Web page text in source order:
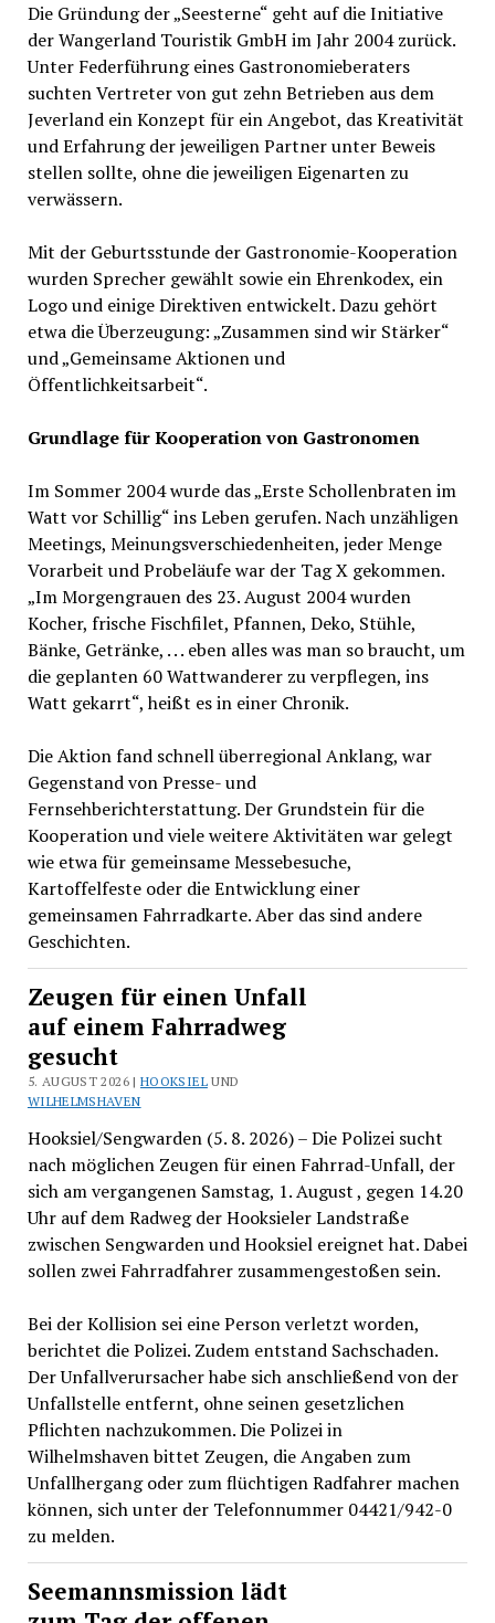
Die Gründung der „Seesterne“ geht auf die Initiative
der Wangerland Touristik GmbH im Jahr 2004 zurück.
Unter Federführung eines Gastronomieberaters
suchten Vertreter von gut zehn Betrieben aus dem
Jeverland ein Konzept für ein Angebot, das Kreativität
und Erfahrung der jeweiligen Partner unter Beweis
stellen sollte, ohne die jeweiligen Eigenarten zu
verwässern.
Mit der Geburtsstunde der Gastronomie-Kooperation
wurden Sprecher gewählt sowie ein Ehrenkodex, ein
Logo und einige Direktiven entwickelt. Dazu gehört
etwa die Überzeugung: „Zusammen sind wir Stärker“
und „Gemeinsame Aktionen und
Öffentlichkeitsarbeit“.
Grundlage für Kooperation von Gastronomen
Im Sommer 2004 wurde das „Erste Schollenbraten im
Watt vor Schillig“ ins Leben gerufen. Nach unzähligen
Meetings, Meinungsverschiedenheiten, jeder Menge
Vorarbeit und Probeläufe war der Tag X gekommen.
„Im Morgengrauen des 23. August 2004 wurden
Kocher, frische Fischfilet, Pfannen, Deko, Stühle,
Bänke, Getränke, . . . eben alles was man so braucht, um
die geplanten 60 Wattwanderer zu verpflegen, ins
Watt gekarrt“, heißt es in einer Chronik.
Die Aktion fand schnell überregional Anklang, war
Gegenstand von Presse- und
Fernsehberichterstattung. Der Grundstein für die
Kooperation und viele weitere Aktivitäten war gelegt
wie etwa für gemeinsame Messebesuche,
Kartoffelfeste oder die Entwicklung einer
gemeinsamen Fahrradkarte. Aber das sind andere
Geschichten.
Zeugen für einen Unfall
auf einem Fahrradweg
gesucht
5. AUGUST 2026 |HOOKSIELUND
WILHELMSHAVEN
Hooksiel/Sengwarden (5. 8. 2026) – Die Polizei sucht
nach möglichen Zeugen für einen Fahrrad-Unfall, der
sich am vergangenen Samstag, 1. August , gegen 14.20
Uhr auf dem Radweg der Hooksieler Landstraße
zwischen Sengwarden und Hooksiel ereignet hat. Dabei
sollen zwei Fahrradfahrer zusammengestoßen sein.
Bei der Kollision sei eine Person verletzt worden,
berichtet die Polizei. Zudem entstand Sachschaden.
Der Unfallverursacher habe sich anschließend von der
Unfallstelle entfernt, ohne seinen gesetzlichen
Pflichten nachzukommen. Die Polizei in
Wilhelmshaven bittet Zeugen, die Angaben zum
Unfallhergang oder zum flüchtigen Radfahrer machen
können, sich unter der Telefonnummer 04421/942-0
zu melden.
Seemannsmission lädt